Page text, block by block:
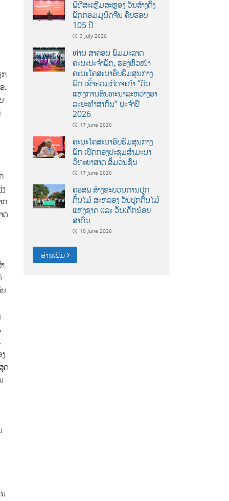
ກ
.
ກ
ດ​
ດ
ພິທີສະເຫຼີມສະຫຼອງ ວັນສ້າງຕັ້ງ
ພັກກອມມູນິດຈີນ ຄົບຮອບ
105 ປີ
3 July 2026
ທ່ານ ສາຄອນ ພົມມະລາດ
ຄະນະປະຈໍາພັກ, ຮອງຫົວໜ້າ
ຄະນະໂຄສະນາອົບຮົມສູນກາງ
ພັກ ເຂົ້າຮ່ວມກິດຈະກຳ “ວັນ
ແຫ່ງການສົນທະນາລະຫວ່າງອາ
ລະຍະທຳສາກົນ” ປະຈຳປີ
2026
17 June 2026
ຄະນະໂຄສະນາອົບຮົມສູນກາງ
ພັກ ເປີດກອງປະຊຸມສຳມະນາ
ວິທະຍາສາດ ສຶ່ມວນຊົນ
17 June 2026
ຄອສພ ສ້າງຂະບວນການປູກ
ຕົ້ນໄມ້ ສະຫລອງ ວັນປູກຕົ້ນໄມ້
ແຫ່ງຊາດ ແລະ ວັນເດັກນ້ອຍ
ສາກົນ
10 June 2026
ອ່ານເພີ່ມ